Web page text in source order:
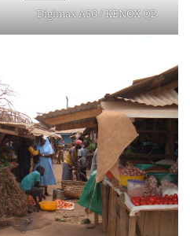
Digimax A50 / KENOX Q2